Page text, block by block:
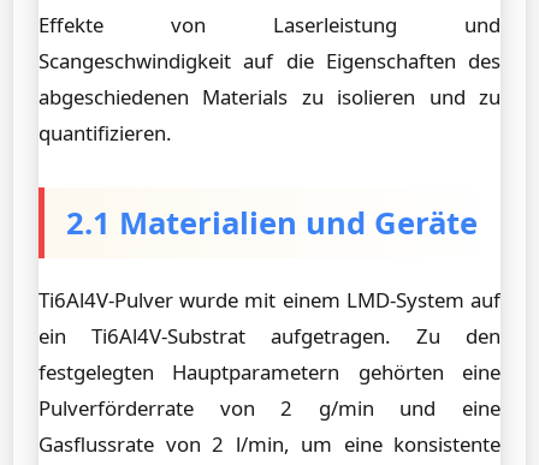
Effekte von Laserleistung und
Scangeschwindigkeit auf die Eigenschaften des
abgeschiedenen Materials zu isolieren und zu
quantifizieren.
2.1 Materialien und Geräte
Ti6Al4V-Pulver wurde mit einem LMD-System auf
ein Ti6Al4V-Substrat aufgetragen. Zu den
festgelegten Hauptparametern gehörten eine
Pulverförderrate von 2 g/min und eine
Gasflussrate von 2 l/min, um eine konsistente